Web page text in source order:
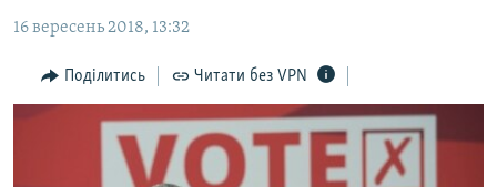
основної
навігації
Перейти
до
БЛОГИ
ПОГЛЯД
ІНТЕРВ'Ю
ВСЕ ЗА ДЕНЬ
16 вересень 2018, 13:32
Поділитись Читати без VPN